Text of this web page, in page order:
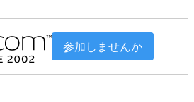
参加しませんか